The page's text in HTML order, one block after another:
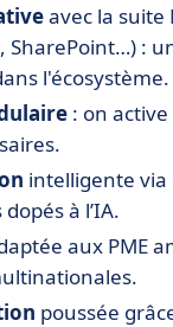
avec la suite
SharePoint…) :
l'écosystème.
: on
intelligente via
à l’IA.
aux PME
poussée